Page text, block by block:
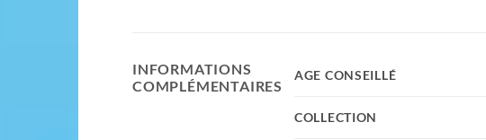
INFORMATIONS
COMPLÉMENTAIRES
AGE CONSEILLÉ
COLLECTION